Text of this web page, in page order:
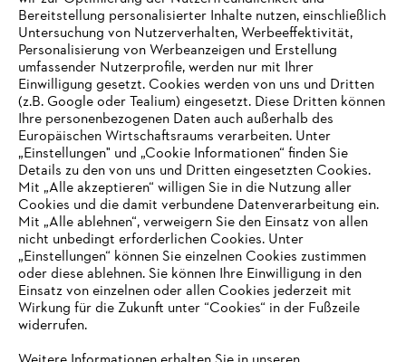
Unternehmen
Online Shop
Service
IHR BROWSER WIRD NICHT
UNTERSTÜTZT
eine optimale Nutzung unserer Seite empfehlen wir Ihnen, zu
Bereitstellung personalisierter Inhalte nutzen, einschließlich
Untersuchung von Nutzerverhalten, Werbeeffektivität,
Personalisierung von Werbeanzeigen und Erstellung
umfassender Nutzerprofile, werden nur mit Ihrer
Einwilligung gesetzt. Cookies werden von uns und Dritten
(z.B. Google oder Tealium) eingesetzt. Diese Dritten können
Ihre personenbezogenen Daten auch außerhalb des
Europäischen Wirtschaftsraums verarbeiten. Unter
„Einstellungen" und „Cookie Informationen“ finden Sie
Details zu den von uns und Dritten eingesetzten Cookies.
Mit „Alle akzeptieren“ willigen Sie in die Nutzung aller
Cookies und die damit verbundene Datenverarbeitung ein.
Mit „Alle ablehnen“, verweigern Sie den Einsatz von allen
nicht unbedingt erforderlichen Cookies. Unter
„Einstellungen“ können Sie einzelnen Cookies zustimmen
oder diese ablehnen. Sie können Ihre Einwilligung in den
Einsatz von einzelnen oder allen Cookies jederzeit mit
Wirkung für die Zukunft unter “Cookies“ in der Fußzeile
widerrufen.